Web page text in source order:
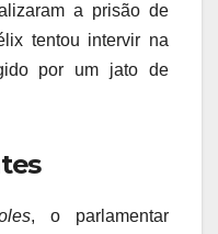
a prisão de
tentou intervir na
por um jato de
, o parlamentar